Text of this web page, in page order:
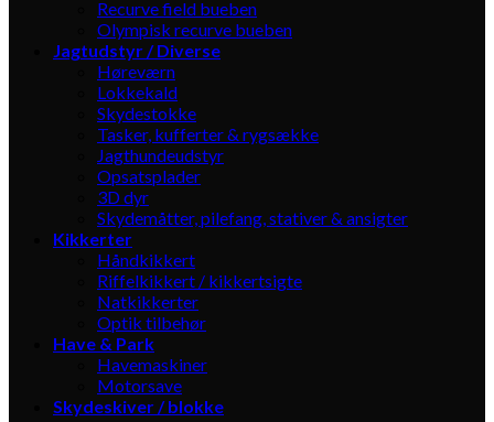
Recurve field bueben
Olympisk recurve bueben
Jagtudstyr / Diverse
Høreværn
Lokkekald
Skydestokke
Tasker, kufferter & rygsække
Jagthundeudstyr
Opsatsplader
3D dyr
Skydemåtter, pilefang, stativer & ansigter
Kikkerter
Håndkikkert
Riffelkikkert / kikkertsigte
Natkikkerter
Optik tilbehør
Have & Park
Havemaskiner
Motorsave
Skydeskiver / blokke